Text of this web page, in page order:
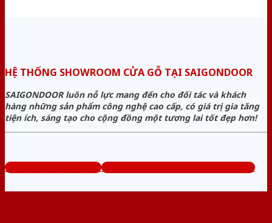
HỆ THỐNG SHOWROOM CỬA GỖ TẠI SAIGONDOOR
SAIGONDOOR luôn nỗ lực mang đến cho đối tác và khách
hàng những sản phẩm công nghệ cao cấp, có giá trị gia tăng
tiện ích, sáng tạo cho cộng đồng một tương lai tốt đẹp hơn!
www.bancuagodep.com Tổng đài tư vấn miễn phí: 0824.400.400